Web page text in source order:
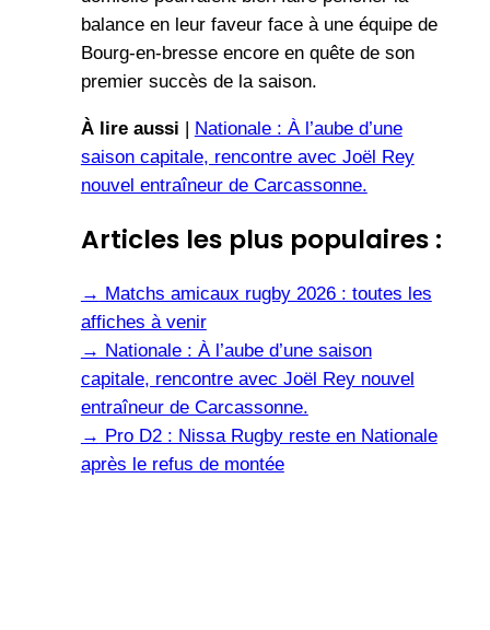
balance en leur faveur face à une équipe de
Bourg-en-bresse encore en quête de son
premier succès de la saison.
À lire aussi | Nationale : À l’aube d’une
saison capitale, rencontre avec Joël Rey
nouvel entraîneur de Carcassonne.
Articles les plus populaires :
→ Matchs amicaux rugby 2026 : toutes les
affiches à venir
→ Nationale : À l’aube d’une saison
capitale, rencontre avec Joël Rey nouvel
entraîneur de Carcassonne.
→ Pro D2 : Nissa Rugby reste en Nationale
après le refus de montée